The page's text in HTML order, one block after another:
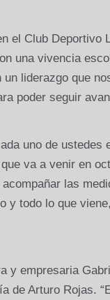
el Club Deportivo
una vivencia
liderazgo que
poder seguir
uno de ustedes
va a venir en
las
y todo lo que
y empresaria
de Arturo Rojas.